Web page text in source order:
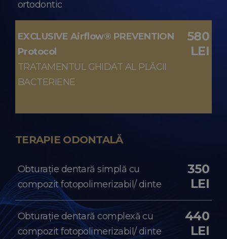
ortodontic
EXCLUSIVE Airflow® PREVENTION
Protocol
TRATAMENTUL GHIDAT AL PLĂCII
BACTERIENE
580
LEI
TERAPIE ODONTALĂ
Obturație dentară simplă cu
compozit fotopolimerizabil/ dinte
350
LEI
Obturație dentară complexă cu
compozit fotopolimerizabil/ dinte
440
LEI